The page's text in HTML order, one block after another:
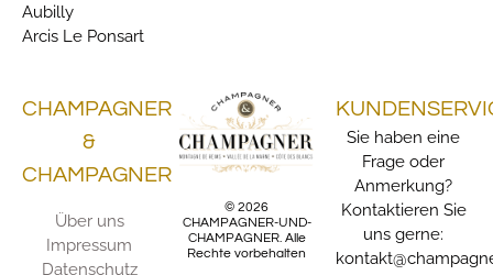
Aubilly
Arcis Le Ponsart
CHAMPAGNER
&
CHAMPAGNER
Über uns
Impressum
Datenschutz
© 2026
CHAMPAGNER-UND-
CHAMPAGNER. Alle
Rechte vorbehalten
Sie haben eine
Frage oder
Anmerkung?
Kontaktieren Sie
uns gerne: